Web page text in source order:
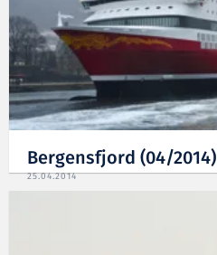
Bergensfjord (04/2014)
25.04.2014